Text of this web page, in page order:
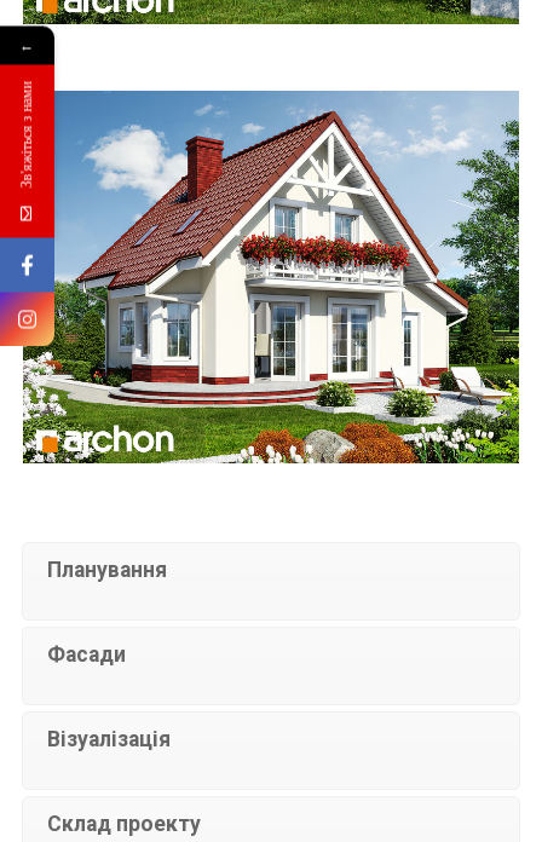
Планування
Фасади
Візуалізація
Склад проекту
←
Зв'яжіться з нами